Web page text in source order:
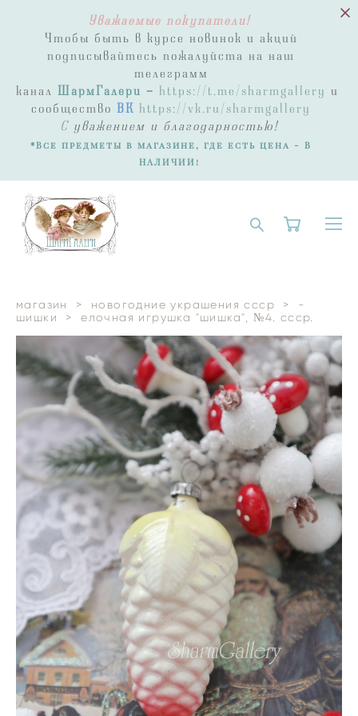
Уважаемые покупатели!
Чтобы быть в курсе новинок и акций
подписывайтесь пожалуйста на наш
телеграмм
канал ШармГалери - https://t.me/sharmgallery и
сообщество ВК https://vk.ru/sharmgallery
Суважением и благодарностью!
*Все предметы в магазине, где есть цена - В
НАЛИЧИИ!
магазин > новогодние украшения ссср >
-
шишки
> елочная игрушка "шишка", №4. ссср.